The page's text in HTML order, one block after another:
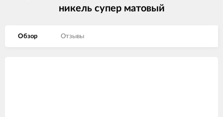
никель супер матовый
Обзор Отзывы